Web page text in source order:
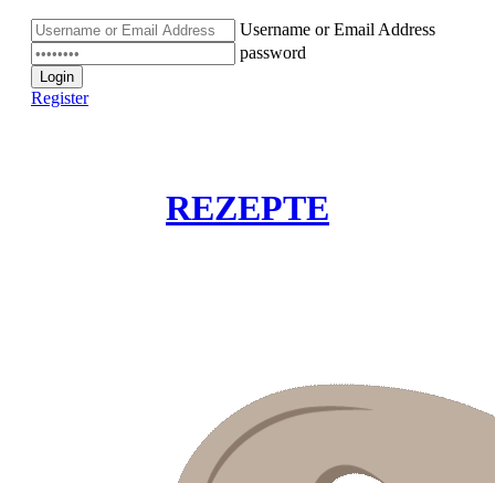
Username or Email Address
password
Login
Register
REZEPTE